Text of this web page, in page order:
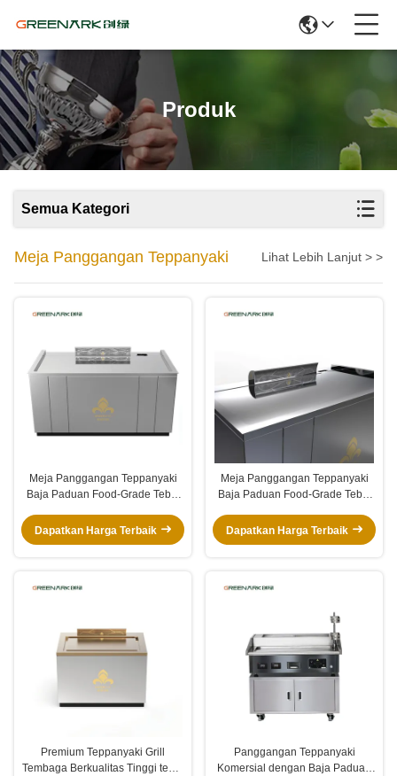
Produk
Semua Kategori
Meja Panggangan Teppanyaki Lihat Lebih Lanjut > >
Meja Panggangan Teppanyaki
Baja Paduan Food-Grade Tebal
8000W dan Sistem Aliran Udara
Tiga Kali Lipat
Dapatkan Harga Terbaik
Meja Panggangan Teppanyaki
Baja Paduan Food-Grade Tebal
8000W dan Sistem Aliran Udara
Tiga Kali Lipat
Dapatkan Harga Terbaik
Premium Teppanyaki Grill
Tembaga Berkualitas Tinggi tebal
Panggangan Teppanyaki
Komersial dengan Baja Paduan